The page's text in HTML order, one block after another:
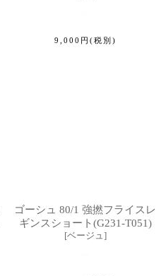
9,000 円 (税別)
ゴーシュ 80/1 強撚フライスレ
ギンスショート(G231-T051)
[ベージュ]